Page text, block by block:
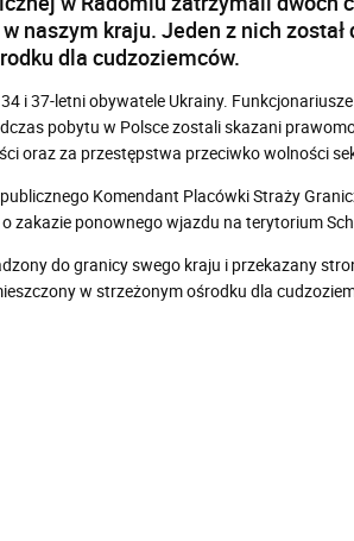
naszym kraju. Jeden z nich
dla cudzoziemców.
i 37-letni obywatele Ukrainy.
pobytu w Polsce zostali skazani
oraz za przestępstwa przeciwko wolności
Komendant Placówki Straży
zakazie ponownego wjazdu na terytorium
do granicy swego kraju i przekazany
w strzeżonym ośrodku dla